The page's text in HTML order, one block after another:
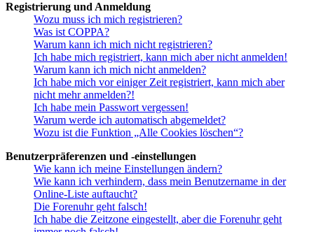
Registrierung und Anmeldung
Wozu muss ich mich registrieren?
Was ist COPPA?
Warum kann ich mich nicht registrieren?
Ich habe mich registriert, kann mich aber nicht anmelden!
Warum kann ich mich nicht anmelden?
Ich habe mich vor einiger Zeit registriert, kann mich aber
nicht mehr anmelden?!
Ich habe mein Passwort vergessen!
Warum werde ich automatisch abgemeldet?
Wozu ist die Funktion „Alle Cookies löschen“?
Benutzerpräferenzen und -einstellungen
Wie kann ich meine Einstellungen ändern?
Wie kann ich verhindern, dass mein Benutzername in der
Online-Liste auftaucht?
Die Forenuhr geht falsch!
Ich habe die Zeitzone eingestellt, aber die Forenuhr geht